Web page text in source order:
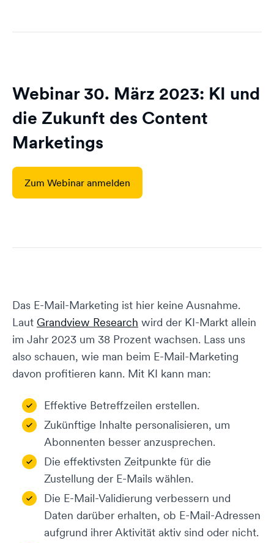
Webinar 30. März 2023: KI und
die Zukunft des Content
Marketings
Zum Webinar anmelden
Das E-Mail-Marketing ist hier keine Ausnahme.
Laut Grandview Research wird der KI-Markt allein
im Jahr 2023 um 38 Prozent wachsen. Lass uns
also schauen, wie man beim E-Mail-Marketing
davon profitieren kann. Mit KI kann man:
Effektive Betreffzeilen erstellen.
Zukünftige Inhalte personalisieren, um
Abonnenten besser anzusprechen.
Die effektivsten Zeitpunkte für die
Zustellung der E-Mails wählen.
Die E-Mail-Validierung verbessern und
Daten darüber erhalten, ob E-Mail-Adressen
aufgrund ihrer Aktivität aktiv sind oder nicht.